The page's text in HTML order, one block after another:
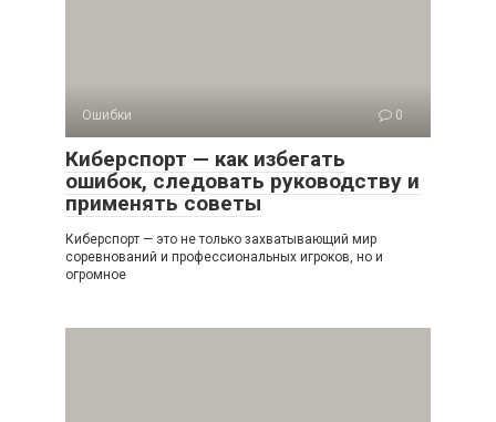
Ошибки 0
Киберспорт — как избегать
ошибок, следовать руководству и
применять советы
Киберспорт — это не только захватывающий мир
соревнований и профессиональных игроков, но и
огромное